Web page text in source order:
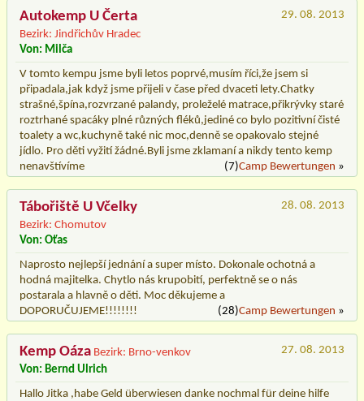
Autokemp U Čerta
Bezirk: Jindřichův Hradec
29. 08. 2013
Von: Milča
V tomto kempu jsme byli letos poprvé,musím říci,že jsem si
připadala,jak když jsme přijeli v čase před dvaceti lety.Chatky
strašné,špína,rozvrzané palandy, proleželé matrace,přikrývky staré
roztrhané spacáky plné různých fléků,jediné co bylo pozitivní čisté
toalety a wc,kuchyně také nic moc,denně se opakovalo stejné
jídlo. Pro děti vyžití žádné.Byli jsme zklamaní a nikdy tento kemp
nenavštívíme
(7)Camp Bewertungen »
Tábořiště U Včelky
Bezirk: Chomutov
28. 08. 2013
Von: Oťas
Naprosto nejlepší jednání a super místo. Dokonale ochotná a
hodná majitelka. Chytlo nás krupobití, perfektně se o nás
postarala a hlavně o děti. Moc děkujeme a
DOPORUČUJEME!!!!!!!!
(28)Camp Bewertungen »
Kemp Oáza Bezirk: Brno-venkov
27. 08. 2013
Von: Bernd Ulrich
Hallo Jitka ,habe Geld überwiesen danke nochmal für deine hilfe